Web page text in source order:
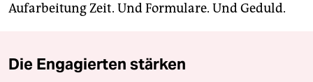
Aufarbeitung Zeit. Und Formulare. Und Geduld.
Die Engagierten stärken